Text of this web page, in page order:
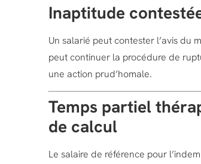
Inaptitude
Un salarié peut contester l’avis du
peut continuer la procédure de
une action prud’homale.
Temps partiel
de calcul
Le salaire de référence pour